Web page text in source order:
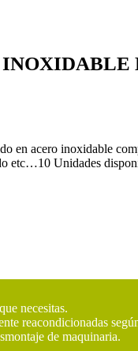
en acero inoxidable
etc…10 Unidades
necesitas.
reacondicionadas
de maquinaria.